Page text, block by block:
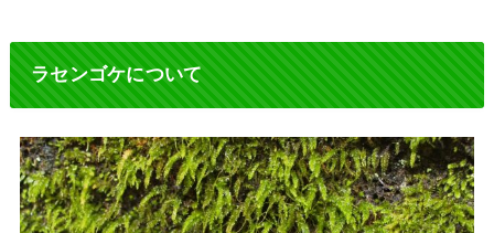
ラセンゴケについて